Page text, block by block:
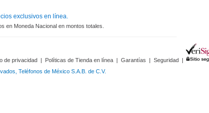
exclusivos en línea.
en Moneda Nacional en montos totales.
de privacidad | Políticas de Tienda en línea | Garantías | Seguridad |
Teléfonos de México S.A.B. de C.V.